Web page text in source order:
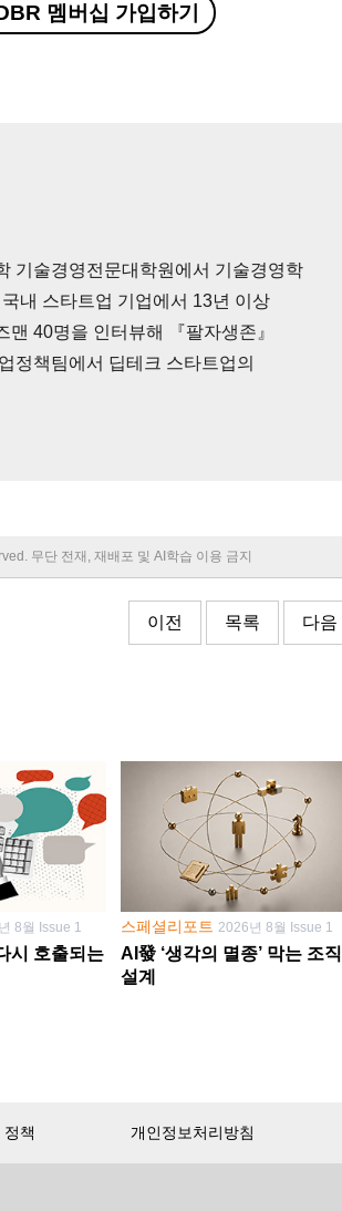
멤버십 가입하기
기술경영전문대학원에서 기술경영학
내 스타트업 기업에서 13년 이상
40명을 인터뷰해 『팔자생존』
정책팀에서 딥테크 스타트업의
무단 전재, 재배포 및 AI학습 이용 금지
이전 목록 다음
8월 Issue 1
시 호출되는
스페셜리포트 2026년 8월 Issue 1
AI發 ‘생각의 멸종’ 막는 조직
설계
정책 개인정보처리방침